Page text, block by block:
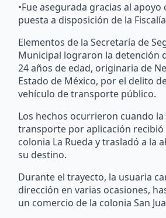
•Fue asegurada gracias al apoyo
puesta a disposición de la
Elementos de la Secretaría de
Municipal lograron la detención
24 años de edad, originaria de
Estado de México, por el delito
vehículo de transporte público.
Los hechos ocurrieron cuando
transporte por aplicación recibió
colonia La Rueda y trasladó a la
su destino.
Durante el trayecto, la usuaria
dirección en varias ocasiones,
un comercio de la colonia San